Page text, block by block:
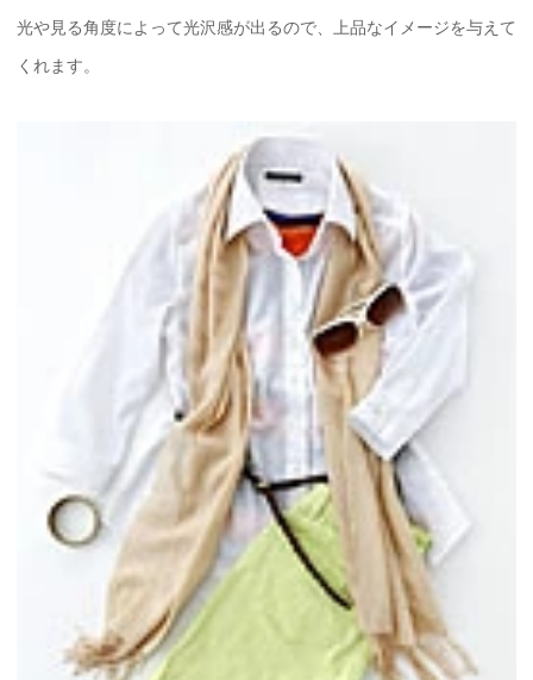
光や見る角度によって光沢感が出るので、上品なイメージを与えて
くれます。